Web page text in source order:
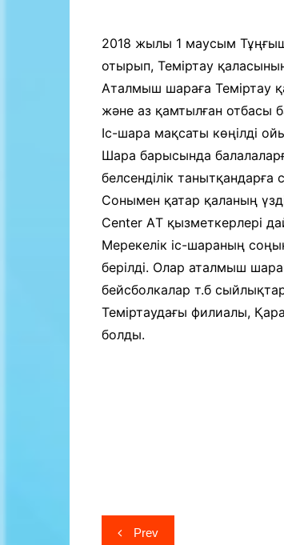
2018 жылы 1 маусым Тұңғыш
отырып, Теміртау
Аталмыш шараға Теміртау
және аз қамтылған отбасы
Іс-шара мақсаты көңілді
Шара барысында
белсенділік
Сонымен қатар қаланың
Center AТ қызметкерлері
Мерекелік іс-шараның
берілді. Олар аталмыш
бейсболкалар т.б
Теміртаудағы филиалы,
болды.
Навигация
Prev